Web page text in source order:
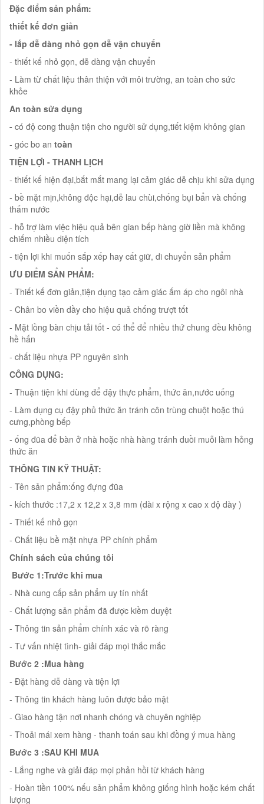
Đặc điểm sản phẩm:
thiết kế đơn giản
- lắp dễ dàng nhỏ gọn dễ vận chuyển
- thiết kế nhỏ gọn, dễ dàng vận chuyển
- Làm từ chất liệu thân thiện với môi trường, an toàn cho sức
khỏe
An toàn sửa dụng
- có độ cong thuận tiện cho người sử dụng,tiết kiệm không gian
- góc bo an toàn
TIỆN LỢI - THANH LỊCH
- thiết kế hiện đại,bắt mắt mang lại cảm giác dễ chịu khi sửa dụng
- bề mặt mịn,không độc hại,dễ lau chùi,chống bụi bẩn và chống
thấm nước
- hỗ trợ làm việc hiệu quả bên gian bếp hàng giờ liền mà không
chiếm nhiều diện tích
- tiện lợi khi muốn sắp xếp hay cất giữ, di chuyển sản phẩm
ƯU ĐIỂM SẨN PHẨM:
- Thiết kế đơn giản,tiện dụng tạo cảm giác ấm áp cho ngôi nhà
- Chân bo viền dầy cho hiệu quả chống trượt tốt
- Mặt lồng bàn chịu tải tốt - có thể để nhiều thứ chung đều không
hề hấn
- chất liệu nhựa PP nguyên sinh
CÔNG DỤNG:
- Thuận tiện khi dùng để đậy thực phẩm, thức ăn,nước uống
- Làm dụng cụ đậy phủ thức ăn tránh côn trùng chuột hoặc thú
cưng,phòng bếp
- ống đũa để bàn ở nhà hoặc nhà hàng tránh duồi muỗi làm hỏng
thức ăn
THÔNG TIN KỸ THUẬT:
- Tên sản phẩm:ống đựng đũa
- kích thước :17,2 x 12,2 x 3,8 mm (dài x rộng x cao x độ dày )
- Thiết kế nhỏ gọn
- Chất liệu bề mặt nhựa PP chính phẩm
Chính sách của chúng tôi
Bước 1:Trước khi mua
- Nhà cung cấp sản phẩm uy tín nhất
- Chất lượng sản phẩm đã được kiềm duyệt
- Thông tin sản phẩm chính xác và rõ ràng
- Tư vấn nhiệt tình- giải đáp mọi thắc mắc
Bước 2 :Mua hàng
- Đặt hàng dễ dàng và tiện lợi
- Thông tin khách hàng luôn được bảo mật
- Giao hàng tận nơi nhanh chóng và chuyên nghiệp
- Thoải mái xem hàng - thanh toán sau khi đồng ý mua hàng
Bước 3 :SAU KHI MUA
- Lắng nghe và giải đáp mọi phản hồi từ khách hàng
- Hoàn tiền 100% nếu sản phẩm không giống hình hoặc kém chất
lượng